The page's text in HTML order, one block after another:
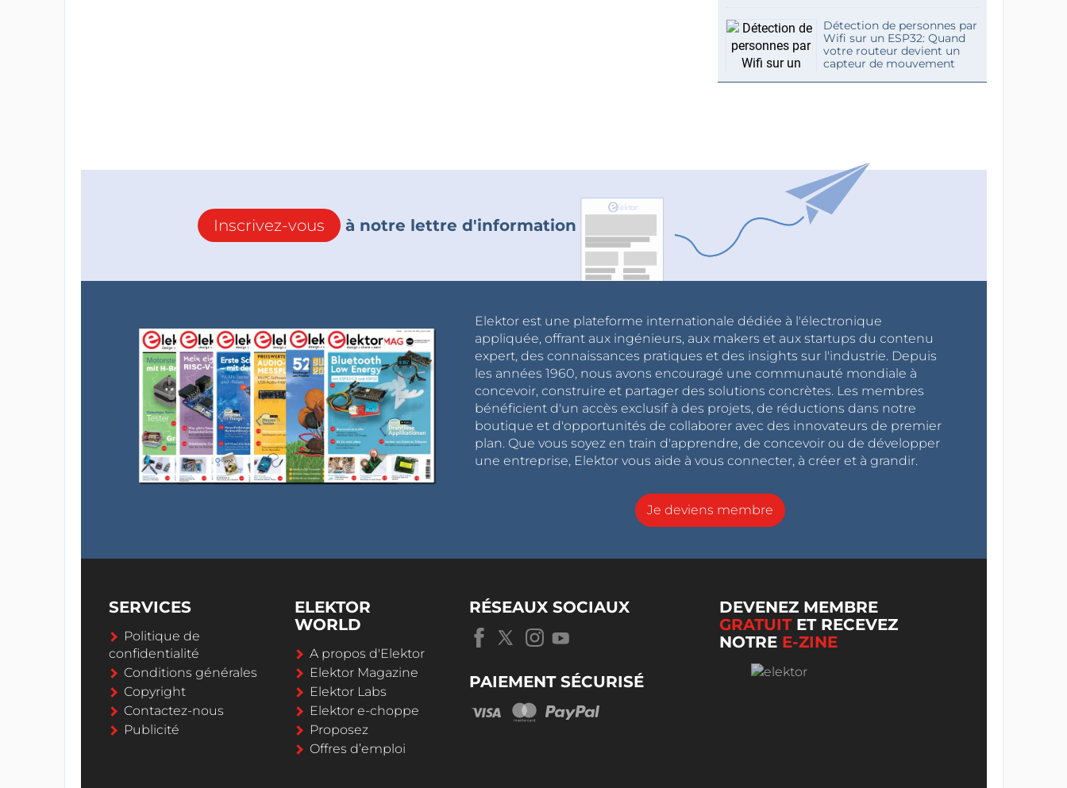
Détection de personnes par
Wifi sur un ESP32: Quand
votre routeur devient un
capteur de mouvement
Inscrivez-vous à notre lettre d'information
Elektor est une plateforme internationale dédiée à l'électronique
appliquée, offrant aux ingénieurs, aux makers et aux startups du contenu
expert, des connaissances pratiques et des insights sur l'industrie. Depuis
les années 1960, nous avons encouragé une communauté mondiale à
concevoir, construire et partager des solutions concrètes. Les membres
bénéficient d'un accès exclusif à des projets, de réductions dans notre
boutique et d'opportunités de collaborer avec des innovateurs de premier
plan. Que vous soyez en train d'apprendre, de concevoir ou de développer
une entreprise, Elektor vous aide à vous connecter, à créer et à grandir.
Je deviens membre
SERVICES
Politique de
confidentialité
Conditions générales
Copyright
Contactez-nous
Publicité
ELEKTOR
WORLD
A propos d'Elektor
Elektor Magazine
Elektor Labs
Elektor e-choppe
Proposez
Offres d’emploi
RÉSEAUX SOCIAUX
PAIEMENT SÉCURISÉ
DEVENEZ MEMBRE
GRATUITET RECEVEZ
NOTRE E-ZINE